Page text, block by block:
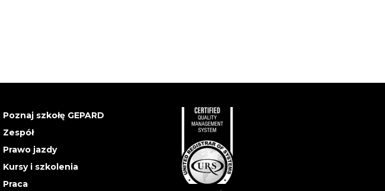
Poznaj szkołę GEPARD
Zespół
Prawo jazdy
Kursy i szkolenia
Praca